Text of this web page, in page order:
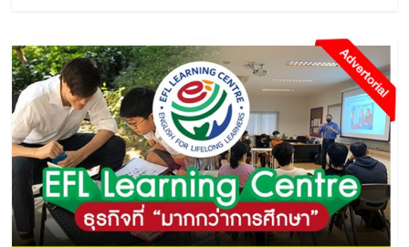
หน้า
บ้าน
ลงทุน
น้อย